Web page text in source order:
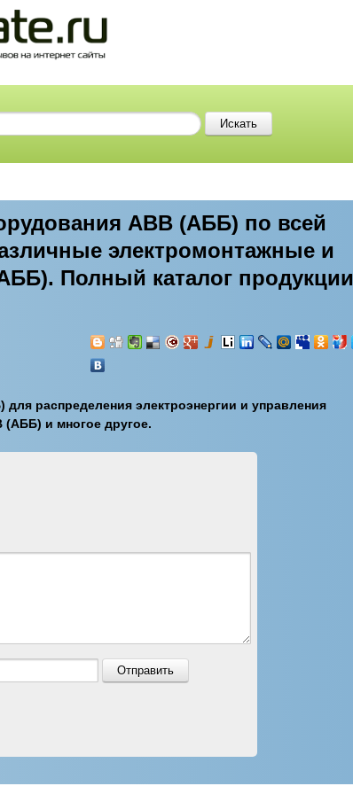
ABB (АББ) по всей
электромонтажные и
Полный каталог продукции
распределения электроэнергии и управления
и многое другое.